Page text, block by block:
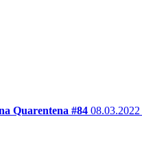
Quarentena #84 08.03.2022